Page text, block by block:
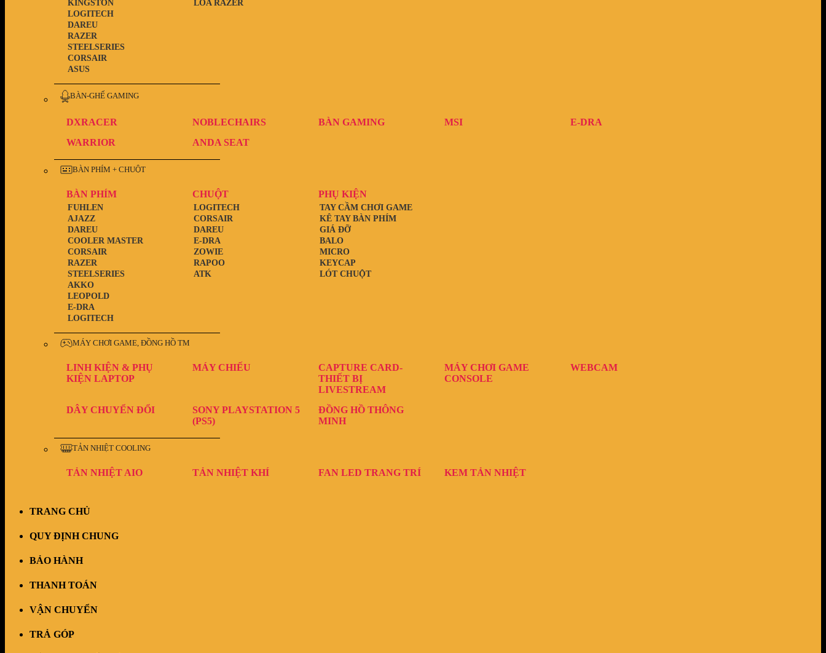
ASUS
CORSAIR
STEELSERIES
RAZER
DAREU
LOGITECH
KINGSTON LOA RAZER
BÀN-GHẾ GAMING
DXRACER NOBLECHAIRS BÀN GAMING MSI
E-DRA
WARRIOR
ANDA SEAT
BÀN PHÍM + CHUỘT
BÀN PHÍM
LOGITECH
E-DRA
LEOPOLD
AKKO
STEELSERIES
RAZER
CORSAIR
COOLER MASTER
DAREU
AJAZZ
FUHLEN
CHUỘT
ATK
RAPOO
ZOWIE
E-DRA
DAREU
CORSAIR
LOGITECH
PHỤ KIỆN
LÓT CHUỘT
KEYCAP
MICRO
BALO
GIÁ ĐỠ
KÊ TAY BÀN PHÍM
TAY CẦM CHƠI GAME
MÁY CHƠI GAME, ĐỒNG HỒ TM
LINH KIỆN & PHỤ
KIỆN LAPTOP
MÁY CHIẾU
CAPTURE CARD-
THIẾT BỊ
LIVESTREAM
MÁY CHƠI GAME
CONSOLE
WEBCAM
DÂY CHUYỂN ĐỔI
SONY PLAYSTATION 5
(PS5)
ĐỒNG HỒ THÔNG
MINH
TẢN NHIỆT COOLING
TẢN NHIỆT AIO TẢN NHIỆT KHÍ FAN LED TRANG TRÍ KEM TẢN NHIỆT
TRANG CHỦ
QUY ĐỊNH CHUNG
BẢO HÀNH
THANH TOÁN
VẬN CHUYỂN
TRẢ GÓP